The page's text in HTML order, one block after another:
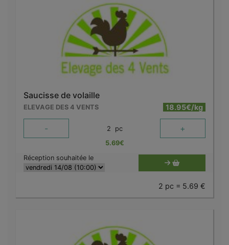
Saucisse de volaille
ELEVAGE DES 4 VENTS 18.95€/kg
- 2 pc +
5.69€
Réception souhaitée le
2 pc = 5.69 €